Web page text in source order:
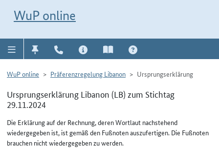
WuP online
WuP online Präferenzregelung Libanon Ursprungserklärung
Ursprungserklärung Libanon (LB) zum Stichtag
29.11.2024
Die Erklärung auf der Rechnung, deren Wortlaut nachstehend
wiedergegeben ist, ist gemäß den Fußnoten auszufertigen. Die Fußnoten
brauchen nicht wiedergegeben zu werden.